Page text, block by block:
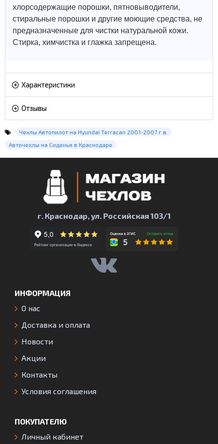
хлорсодержащие порошки, пятновыводители,
стиральные порошки и другие моющие средства, не
предназначенные для чистки натуральной кожи.
Стирка, химчистка и глажка запрещена.
Характеристики
Отзывы
Чехлы Автопилот на Hyundai Terracan 2001-2007 г.в.
Авточехлы на Сиденья в Краснодаре
г. Краснодар, ул. Российская 103/1
ИНФОРМАЦИЯ
О нас
Доставка и оплата
Новости
Акции
Контакты
Условия соглашения
ПОКУПАТЕЛЮ
Личный кабинет